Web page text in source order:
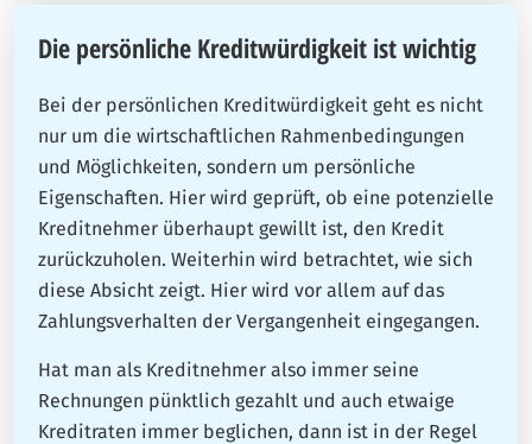
Die persönliche Kreditwürdigkeit ist wichtig
Bei der persönlichen Kreditwürdigkeit geht es nicht
nur um die wirtschaftlichen Rahmenbedingungen
und Möglichkeiten, sondern um persönliche
Eigenschaften. Hier wird geprüft, ob eine potenzielle
Kreditnehmer überhaupt gewillt ist, den Kredit
zurückzuholen. Weiterhin wird betrachtet, wie sich
diese Absicht zeigt. Hier wird vor allem auf das
Zahlungsverhalten der Vergangenheit eingegangen.
Hat man als Kreditnehmer also immer seine
Rechnungen pünktlich gezahlt und auch etwaige
Kreditraten immer beglichen, dann ist in der Regel